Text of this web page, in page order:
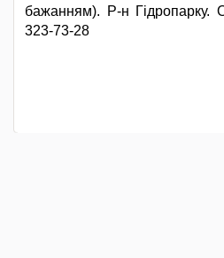
бажанням). Р-н Гідропарку.
323-73-28